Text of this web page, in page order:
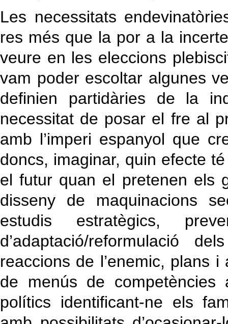
Les necessitats
res més que la por a la
veure en les eleccions
vam poder escoltar algunes
definien partidàries de la
necessitat de posar el fre al
amb l’imperi espanyol que
doncs, imaginar, quin efecte
el futur quan el pretenen els
disseny de maquinacions
estudis estratègics,
d’adaptació/reformulació
reaccions de l’enemic, plans
de menús de competències
polítics identificant-ne els